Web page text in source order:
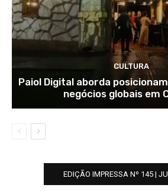
CULTURA
Paiol Digital aborda
negócios globais em
EDIÇÃO IMPRESSA Nº 145 |